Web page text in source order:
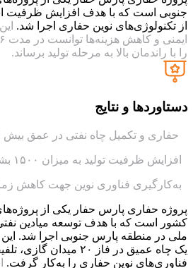
جنوبی است که با هدف افزایش ظرفیت
از تکنولوژی‌های نوین حفاری اجرا شد.
را با راندمان بالا به مرحله تولید برساند.
دستاوردها و نتایج
حفاری و تکمیل چاه نفتی در عمق بیش از ۴۵۰۰
افزایش ظرفیت تولید به میزان ۱۵۰۰ بشکه در روز
به‌کارگیری فناوری نوین جهت کاهش
پروژه حفاری پارس حفار یکی از
کشور است که با هدف توسعه میادین
ملی در منطقه پارس جنوبی اجرا شد. این
یک چاه عمیق در فاز ۲۰
فناوری‌های نوین حفاری را به‌کار گرفت.